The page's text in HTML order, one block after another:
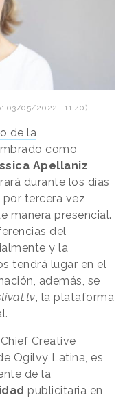
03/05/2022 · 11:40)
de la
como
Apellaniz
durante los días
por tercera vez
manera presencial.
del
y la
tendrá lugar en el
además, se
, la plataforma
Creative
Ogilvy Latina, es
de la
publicitaria en